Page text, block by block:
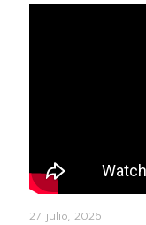
27 julio, 2026